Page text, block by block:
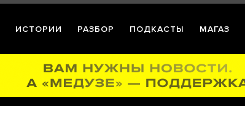
ИСТОРИИ РАЗБОР ПОДКАСТЫ МАГАЗ